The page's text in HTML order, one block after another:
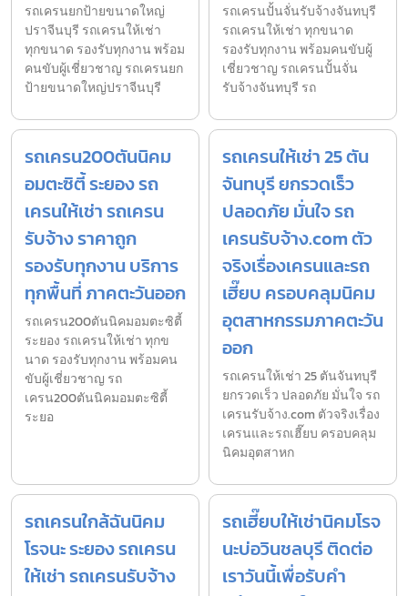
รถเครนยกป้ายขนาดใหญ่
ปราจีนบุรี รถเครนให้เช่า
ทุกขนาด รองรับทุกงาน พร้อม
คนขับผู้เชี่ยวชาญ รถเครนยก
ป้ายขนาดใหญ่ปราจีนบุรี
รถเครนปั้นจั่นรับจ้างจันทบุรี
รถเครนให้เช่า ทุกขนาด
รองรับทุกงาน พร้อมคนขับผู้
เชี่ยวชาญ รถเครนปั้นจั่น
รับจ้างจันทบุรี รถ
รถเครน200ตันนิคม
อมตะซิตี้ ระยอง รถ
เครนให้เช่า รถเครน
รับจ้าง ราคาถูก
รองรับทุกงาน บริการ
ทุกพื้นที่ ภาคตะวันออก
รถเครน200ตันนิคมอมตะซิตี้
ระยอง รถเครนให้เช่า ทุกข
นาด รองรับทุกงาน พร้อมคน
ขับผู้เชี่ยวชาญ รถ
เครน200ตันนิคมอมตะซิตี้
ระยอ
รถเครนให้เช่า 25 ตัน
จันทบุรี ยกรวดเร็ว
ปลอดภัย มั่นใจ รถ
เครนรับจ้าง.com ตัว
จริงเรื่องเครนและรถ
เฮี๊ยบ ครอบคลุมนิคม
อุตสาหกรรมภาคตะวัน
ออก
รถเครนให้เช่า 25 ตันจันทบุรี
ยกรวดเร็ว ปลอดภัย มั่นใจ รถ
เครนรับจ้าง.com ตัวจริงเรื่อง
เครนและรถเฮี๊ยบ ครอบคลุม
นิคมอุตสาหก
รถเครนใกล้ฉันนิคม
โรจนะ ระยอง รถเครน
ให้เช่า รถเครนรับจ้าง
รถเฮี๊ยบให้เช่านิคมโรจ
นะบ่อวินชลบุรี ติดต่อ
เราวันนี้เพื่อรับคำ